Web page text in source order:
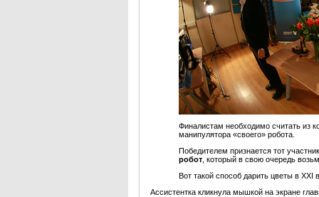
Финалистам необходимо считать из
манипулятора «своего» робота.
Победителем признается тот
робот , который в свою очередь
Вот такой способ дарить цветы в XХI
Ассистентка кликнула мышкой на экране